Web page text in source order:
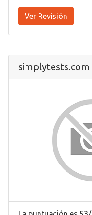
Ver Revisión
simplytests.com